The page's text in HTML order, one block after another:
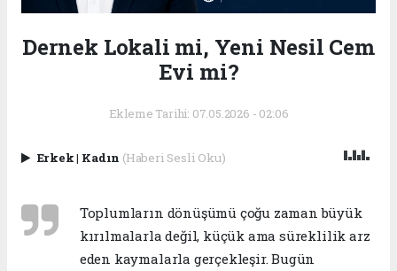
Dernek Lokali mi, Yeni Nesil Cem
Evi mi?
Ekleme Tarihi: 07.05.2026 - 02:06
Erkek| Kadın (Haberi Sesli Oku)
Toplumların dönüşümü çoğu zaman büyük
kırılmalarla değil, küçük ama süreklilik arz
eden kaymalarla gerçekleşir. Bugün